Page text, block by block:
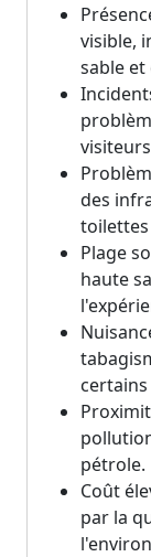
visible,
sable et
des
Plage
haute
pétrole.
Coût
par la